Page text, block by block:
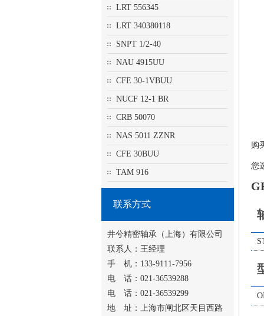
LRT 556345
LRT 340380118
SNPT 1/2-40
NAU 4915UU
CFE 30-1VBUU
NUCF 12-1 BR
CRB 50070
NAS 5011 ZZNR
CFE 30BUU
TAM 916
联系方式
井兮精密轴承（上海）有限公司
联系人：王经理
手 机：133-9111-7956
电 话：021-36539288
电 话：021-36539299
地 址：上海市闸北区天目西路
购
您